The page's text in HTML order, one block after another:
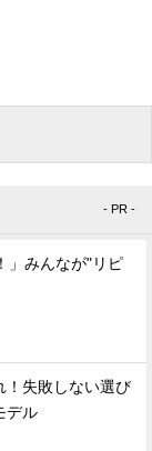
- PR -
」みんなが"リピ
！失敗しない選び
デル